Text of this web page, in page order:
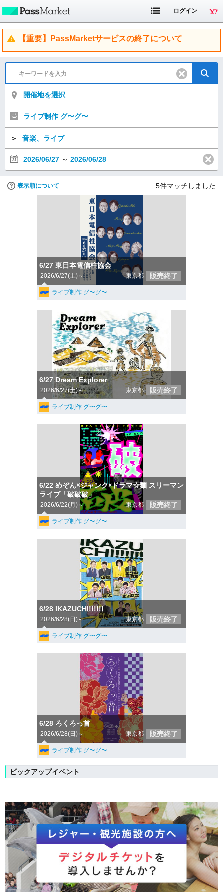
ログイン
【重要】PassMarketサービスの終了について
開催地を選択
ライブ制作 グ〜グ〜
＞ 音楽、ライブ
2026/06/27 ～ 2026/06/28
表示順について 5件マッチしました
6/27 東日本電信柱協会
2026/6/27(土)～ 東京都 販売終了
ライブ制作 グ〜グ〜
6/27 Dream Explorer
2026/6/27(土)～ 東京都 販売終了
ライブ制作 グ〜グ〜
6/22 めぞん×ジャンク×ドラマ☆麺 スリーマン
ライブ「破破破」
2026/6/22(月)～ 東京都 販売終了
ライブ制作 グ〜グ〜
6/28 IKAZUCHI!!!!!!
2026/6/28(日)～ 東京都 販売終了
ライブ制作 グ〜グ〜
6/28 ろくろっ首
2026/6/28(日)～ 東京都 販売終了
ライブ制作 グ〜グ〜
ピックアップイベント